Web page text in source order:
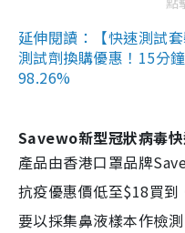
延伸閱讀：【快速測試
測試劑換購優惠！15分
98.26%
Savewo新型冠狀病毒
產品由香港口罩品牌
抗疫優惠價低至$18買到
要以採集鼻液樣本作檢